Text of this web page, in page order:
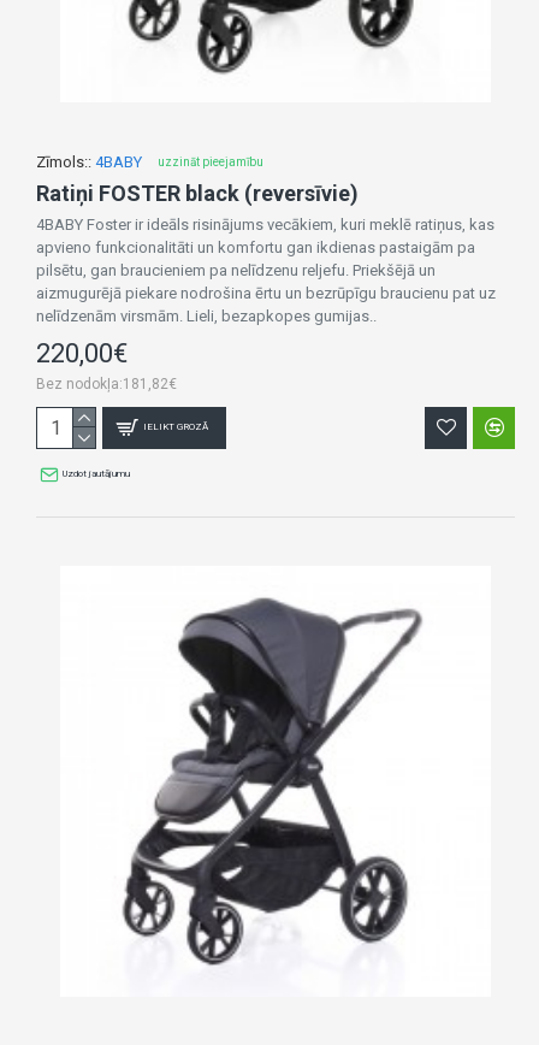
Zīmols:: 4BABY uzzināt pieejamību
Ratiņi FOSTER black (reversīvie)
4BABY Foster ir ideāls risinājums vecākiem, kuri meklē ratiņus, kas
apvieno funkcionalitāti un komfortu gan ikdienas pastaigām pa
pilsētu, gan braucieniem pa nelīdzenu reljefu. Priekšējā un
aizmugurējā piekare nodrošina ērtu un bezrūpīgu braucienu pat uz
nelīdzenām virsmām. Lieli, bezapkopes gumijas..
220,00€
Bez nodokļa:181,82€
IELIKT GROZĀ
Uzdot jautājumu